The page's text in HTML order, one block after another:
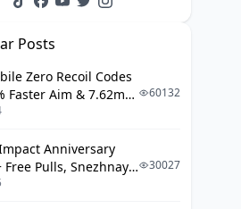
Posts
Zero Recoil Codes
Faster Aim & 7.62mm
60132
Anniversary
Free Pulls, Snezhnaya
Complete Guide
30027